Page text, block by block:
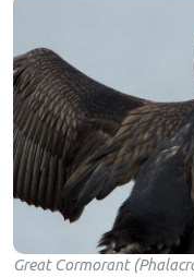
Great Cormorant